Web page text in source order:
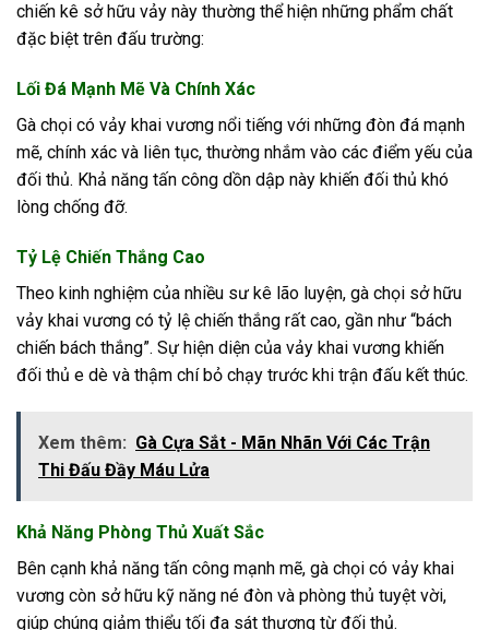
chiến kê sở hữu vảy này thường thể hiện những phẩm chất
đặc biệt trên đấu trường:
Lối Đá Mạnh Mẽ Và Chính Xác
Gà chọi có vảy khai vương nổi tiếng với những đòn đá mạnh
mẽ, chính xác và liên tục, thường nhắm vào các điểm yếu của
đối thủ. Khả năng tấn công dồn dập này khiến đối thủ khó
lòng chống đỡ.
Tỷ Lệ Chiến Thắng Cao
Theo kinh nghiệm của nhiều sư kê lão luyện, gà chọi sở hữu
vảy khai vương có tỷ lệ chiến thắng rất cao, gần như “bách
chiến bách thắng”. Sự hiện diện của vảy khai vương khiến
đối thủ e dè và thậm chí bỏ chạy trước khi trận đấu kết thúc.
Xem thêm: Gà Cựa Sắt - Mãn Nhãn Với Các Trận
Thi Đấu Đầy Máu Lửa
Khả Năng Phòng Thủ Xuất Sắc
Bên cạnh khả năng tấn công mạnh mẽ, gà chọi có vảy khai
vương còn sở hữu kỹ năng né đòn và phòng thủ tuyệt vời,
giúp chúng giảm thiểu tối đa sát thương từ đối thủ.